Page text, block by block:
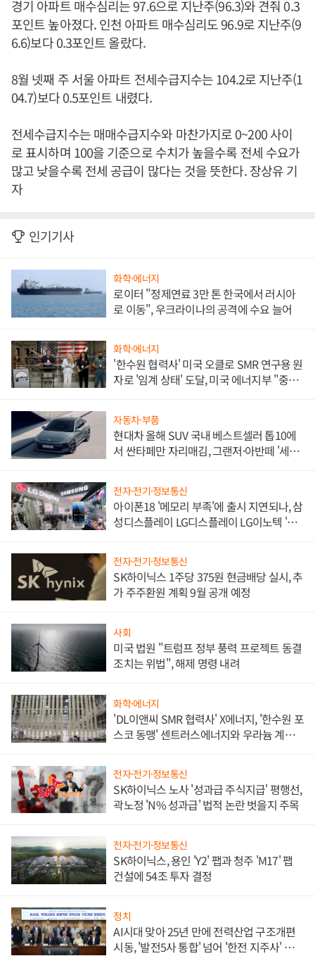
경기 아파트 매수심리는 97.6으로 지난주(96.3)와 견줘 0.3
포인트 높아졌다. 인천 아파트 매수심리도 96.9로 지난주(9
6.6)보다 0.3포인트 올랐다.
8월 넷째 주 서울 아파트 전세수급지수는 104.2로 지난주(1
04.7)보다 0.5포인트 내렸다.
전세수급지수는 매매수급지수와 마찬가지로 0~200 사이
로 표시하며 100을 기준으로 수치가 높을수록 전세 수요가
많고 낮을수록 전세 공급이 많다는 것을 뜻한다. 장상유 기
자
인기기사
화학·에너지
로이터 "정제연료 3만 톤 한국에서 러시아
로 이동", 우크라이나의 공격에 수요 늘어
화학·에너지
'한수원 협력사' 미국 오클로 SMR 연구용 원
자로 '임계 상태' 도달, 미국 에너지부 "중요
자동차·부품
현대차 올해 SUV 국내 베스트셀러 톱10에
서 싼타페만 자리매김, 그랜저·아반떼 '세단
전자·전기·정보통신
아이폰18 '메모리 부족'에 출시 지연되나, 삼
성디스플레이 LG디스플레이 LG이노텍 '탈
전자·전기·정보통신
SK하이닉스 1주당 375원 현금배당 실시, 추
가 주주환원 계획 9월 공개 예정
사회
미국 법원 "트럼프 정부 풍력 프로젝트 동결
조치는 위법", 해제 명령 내려
화학·에너지
'DL이앤씨 SMR 협력사' X에너지, '한수원 포
스코 동맹' 센트러스에너지와 우라늄 계약
전자·전기·정보통신
SK하이닉스 노사 '성과급 주식지급' 평행선,
곽노정 'N% 성과급' 법적 논란 벗을지 주목
전자·전기·정보통신
SK하이닉스, 용인 'Y2' 팹과 청주 'M17' 팹
건설에 54조 투자 결정
정치
AI시대 맞아 25년 만에 전력산업 구조개편
시동, '발전5사 통합' 넘어 '한전 지주사' 재편